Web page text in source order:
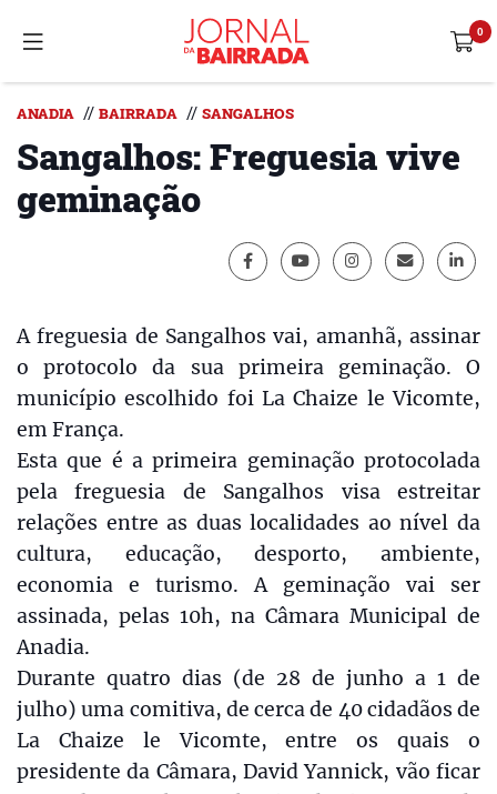
ANADIA // BAIRRADA // SANGALHOS
Sangalhos: Freguesia vive
geminação
A freguesia de Sangalhos vai, amanhã, assinar
o protocolo da sua primeira geminação. O
município escolhido foi La Chaize le Vicomte,
em França.
Esta que é a primeira geminação protocolada
pela freguesia de Sangalhos visa estreitar
relações entre as duas localidades ao nível da
cultura, educação, desporto, ambiente,
economia e turismo. A geminação vai ser
assinada, pelas 10h, na Câmara Municipal de
Anadia.
Durante quatro dias (de 28 de junho a 1 de
julho) uma comitiva, de cerca de 40 cidadãos de
La Chaize le Vicomte, entre os quais o
presidente da Câmara, David Yannick, vão ficar